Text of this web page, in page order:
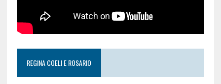
REGINA COELI E ROSARIO